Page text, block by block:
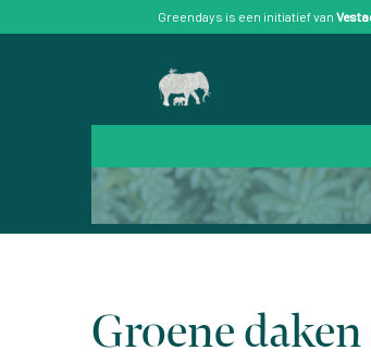
Greendays is een initiatief van
Groene